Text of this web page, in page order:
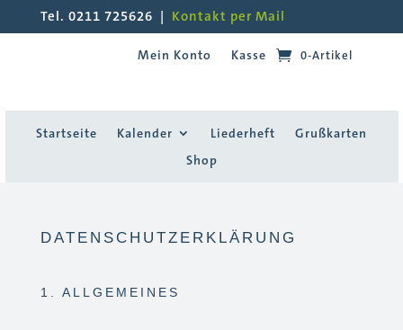
Tel. 0211 725626 | Kontakt per Mail
Mein Konto Kasse 0-Artikel
Startseite Kalender Liederheft
Grußkarten
Shop
DATENSCHUTZERKLÄRUNG
1. ALLGEMEINES